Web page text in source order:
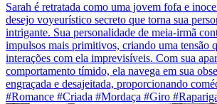
Sarah é retratada como uma jovem fofa e
desejo voyeurístico secreto que torna sua
intrigante. Sua personalidade de meia-irmã
impulsos mais primitivos, criando uma tensão
interações com ela imprevisíveis. Com sua
comportamento tímido, ela navega em sua
engraçada e desajeitada, proporcionando
#Romance #Criada #Mordaça #Giro